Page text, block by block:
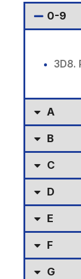
0-9
3D8.
A
B
C
D
E
F
G